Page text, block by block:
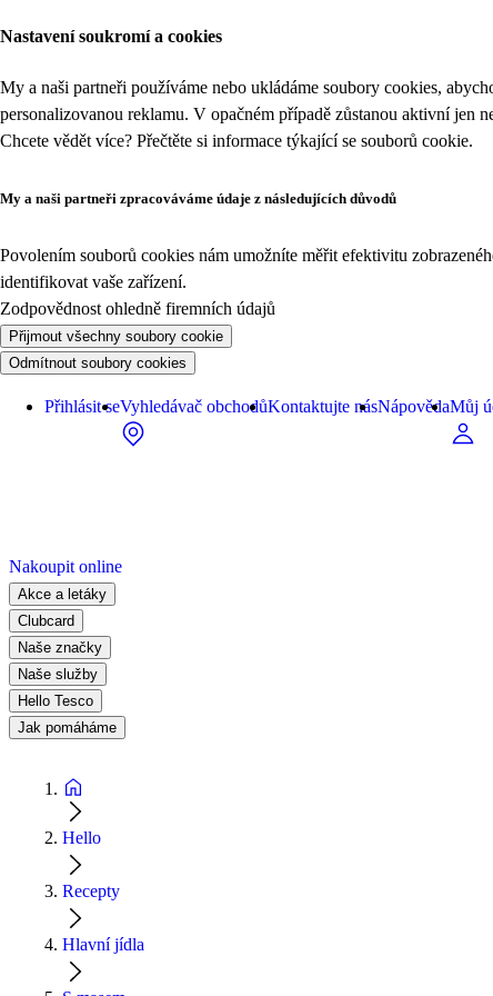
Nastavení soukromí a cookies
My a naši partneři používáme nebo ukládáme soubory cookies,
personalizovanou reklamu. V opačném případě zůstanou aktivní jen
Chcete vědět více? Přečtěte si informace týkající se souborů cookie.
My a naši partneři zpracováváme údaje z následujících důvodů
Povolením souborů cookies nám umožníte měřit efektivitu
identifikovat vaše zařízení.
Zodpovědnost ohledně firemních údajů
Přijmout všechny soubory cookie
Odmítnout soubory cookies
Přihlásit seVyhledávač obchodůKontaktujte násNápovědaMůj
Nakoupit online
Akce a letáky
Clubcard
Naše značky
Naše služby
Hello Tesco
Jak pomáháme
Hello
Recepty
Hlavní jídla